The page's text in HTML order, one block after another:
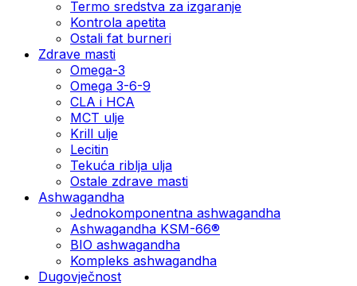
Termo sredstva za izgaranje
Kontrola apetita
Ostali fat burneri
Zdrave masti
Omega-3
Omega 3-6-9
CLA i HCA
MCT ulje
Krill ulje
Lecitin
Tekuća riblja ulja
Ostale zdrave masti
Ashwagandha
Jednokomponentna ashwagandha
Ashwagandha KSM-66®
BIO ashwagandha
Kompleks ashwagandha
Dugovječnost